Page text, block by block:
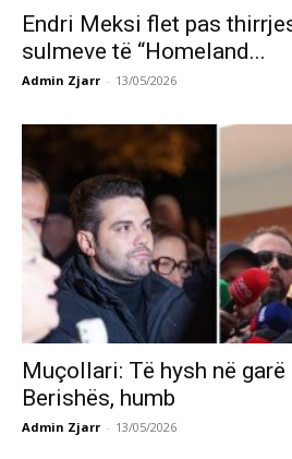
Endri Meksi flet pas
sulmeve të “Homeland...
Admin Zjarr - 13/05/2026
Muçollari: Të hysh në garë
Berishës, humb
Admin Zjarr - 13/05/2026